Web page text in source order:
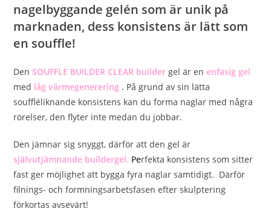
nagelbyggande gelén som är unik på
marknaden, dess konsistens är lätt som
en souffle!
DenSOUFFLE BUILDER CLEAR builder gel är enenfasig gel
med lågvärmegenerering . På grund av sin lätta
souffléliknande konsistens kan du forma naglar med några
rörelser, den flyter inte medan du jobbar.
Den jämnar sig snyggt, därför att den gel är
självutjämnande buildergel. Perfekta konsistens som sitter
fast ger möjlighet att bygga fyra naglar samtidigt. Därför
filnings- och formningsarbetsfasen efter skulptering
förkortas avsevärt!